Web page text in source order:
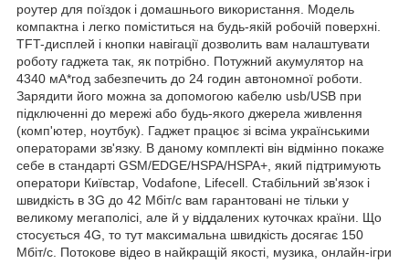
роутер для поїздок і домашнього використання. Модель
компактна і легко поміститься на будь-якій робочій поверхні.
TFT-дисплей і кнопки навігації дозволить вам налаштувати
роботу гаджета так, як потрібно. Потужний акумулятор на
4340 мА*год забезпечить до 24 годин автономної роботи.
Зарядити його можна за допомогою кабелю usb/USB при
підключенні до мережі або будь-якого джерела живлення
(комп'ютер, ноутбук). Гаджет працює зі всіма українськими
операторами зв'язку. В даному комплекті він відмінно покаже
себе в стандарті GSM/EDGE/HSPA/HSPA+, який підтримують
оператори Київстар, Vodafone, Lifecell. Стабільний зв'язок і
швидкість в 3G до 42 Мбіт/с вам гарантовані не тільки у
великому мегаполісі, але й у віддалених куточках країни. Що
стосується 4G, то тут максимальна швидкість досягає 150
Мбіт/с. Потокове відео в найкращій якості, музика, онлайн-ігри